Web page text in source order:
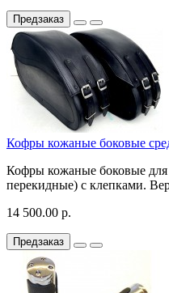
Предзаказ
Кофры кожаные боковые
Кофры кожаные боковые
перекидные) с клепками.
14 500.00 р.
Предзаказ